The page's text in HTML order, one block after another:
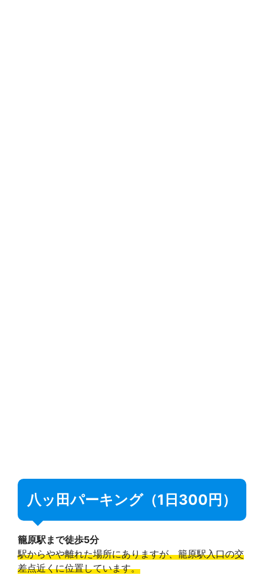
八ッ田パーキング（1日300円）
籠原駅まで徒歩5分
駅からやや離れた場所にありますが、籠原駅入口の交
差点近くに位置しています。